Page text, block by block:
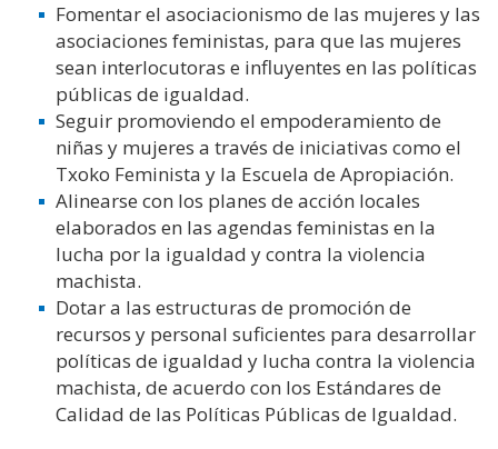
Fomentar el asociacionismo de las mujeres y las
asociaciones feministas, para que las mujeres
sean interlocutoras e influyentes en las políticas
públicas de igualdad.
Seguir promoviendo el empoderamiento de
niñas y mujeres a través de iniciativas como el
Txoko Feminista y la Escuela de Apropiación.
Alinearse con los planes de acción locales
elaborados en las agendas feministas en la
lucha por la igualdad y contra la violencia
machista.
Dotar a las estructuras de promoción de
recursos y personal suficientes para desarrollar
políticas de igualdad y lucha contra la violencia
machista, de acuerdo con los Estándares de
Calidad de las Políticas Públicas de Igualdad.